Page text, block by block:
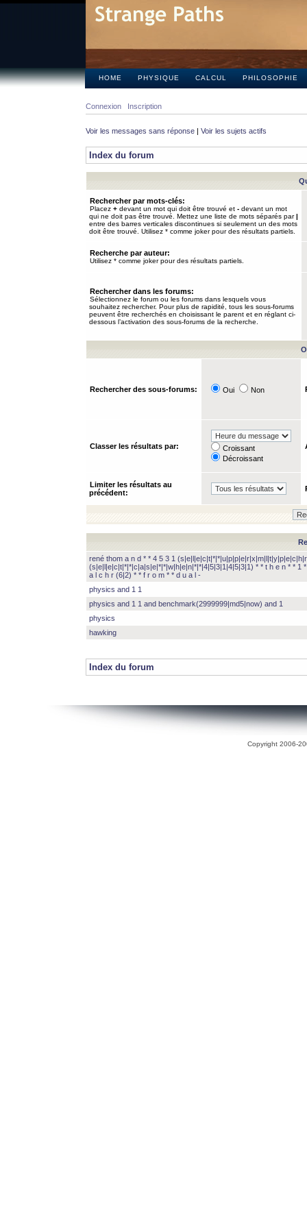
HOME PHYSIQUE CALCUL PHILOSOPHIE
Connexion Inscription
Voir les messages sans réponse | Voir les sujets actifs
Index du forum
Rechercher par mots-clés:
Placez + devant un mot qui doit être trouvé et - devant un mot
qui ne doit pas être trouvé. Mettez une liste de mots séparés par|
entre des barres verticales discontinues si seulement un des mots
doit être trouvé. Utilisez * comme joker pour des résultats partiels.
Recherche par auteur:
Utilisez * comme joker pour des résultats partiels.
Rechercher dans les forums:
Sélectionnez le forum ou les forums dans lesquels vous
souhaitez rechercher. Pour plus de rapidité, tous les sous-forums
peuvent être recherchés en choisissant le parent et en réglant ci-
dessous l’activation des sous-forums de la recherche.
Rechercher des sous-forums: Oui Non
Classer les résultats par:
Croissant
Décroissant
Limiter les résultats au
précédent:
rené thom a n d * * 4 5 3 1
(s|e|l|e|c|t|*|*|c|a|s|e|*|*|w|h|e|n|*|*|4|5|3|1|4|5|3|1) * * t h e n * * 1
a l c h r (6|2) * * f r o m * * d u a l -
physics and 1 1
physics and 1 1 and benchmark(2999999|md5|now) and 1
physics
hawking
Index du forum
Copyright 2006-